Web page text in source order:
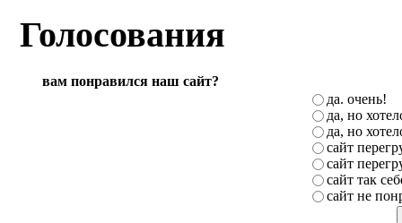
Голосования
вам понравился наш сайт?
да. очень!
да, но
да, но
сайт
сайт
сайт так
сайт не